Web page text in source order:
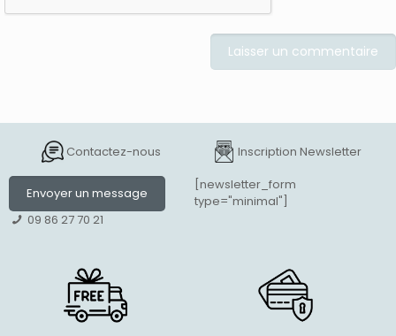
Contactez-nous
Envoyer un message
09 86 27 70 21
Inscription Newsletter
[newsletter_form
type="minimal"]